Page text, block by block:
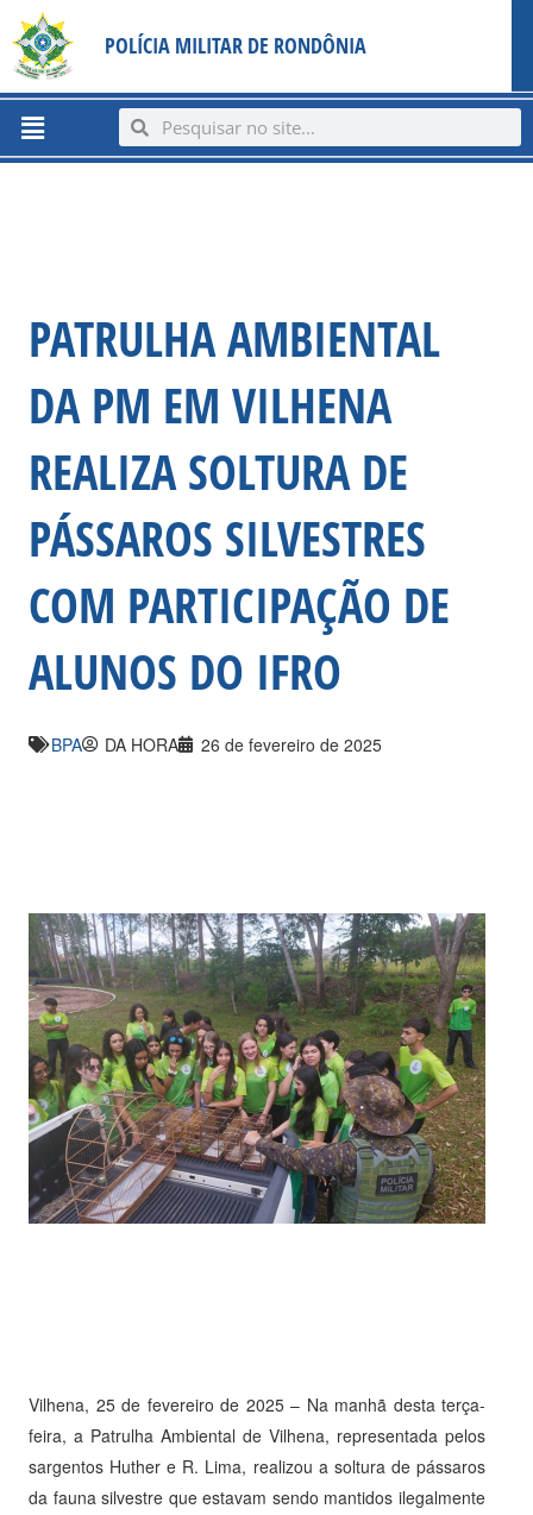
content
para
conteúdo
POLÍCIA MILITAR DE RONDÔNIA
Menu SearchSearch
PATRULHA AMBIENTAL
DA PM EM VILHENA
REALIZA SOLTURA DE
PÁSSAROS SILVESTRES
COM PARTICIPAÇÃO DE
ALUNOS DO IFRO
BPA DA HORA 26 de fevereiro de 2025
Vilhena, 25 de fevereiro de 2025 – Na manhã desta terça-
feira, a Patrulha Ambiental de Vilhena, representada pelos
sargentos Huther e R. Lima, realizou a soltura de pássaros
da fauna silvestre que estavam sendo mantidos ilegalmente